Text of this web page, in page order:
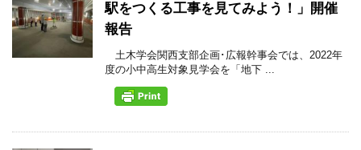
駅をつくる工事を見てみよう！」開催
報告
土木学会関西支部企画･広報幹事会では、2022年
度の小中高生対象見学会を「地下 ...